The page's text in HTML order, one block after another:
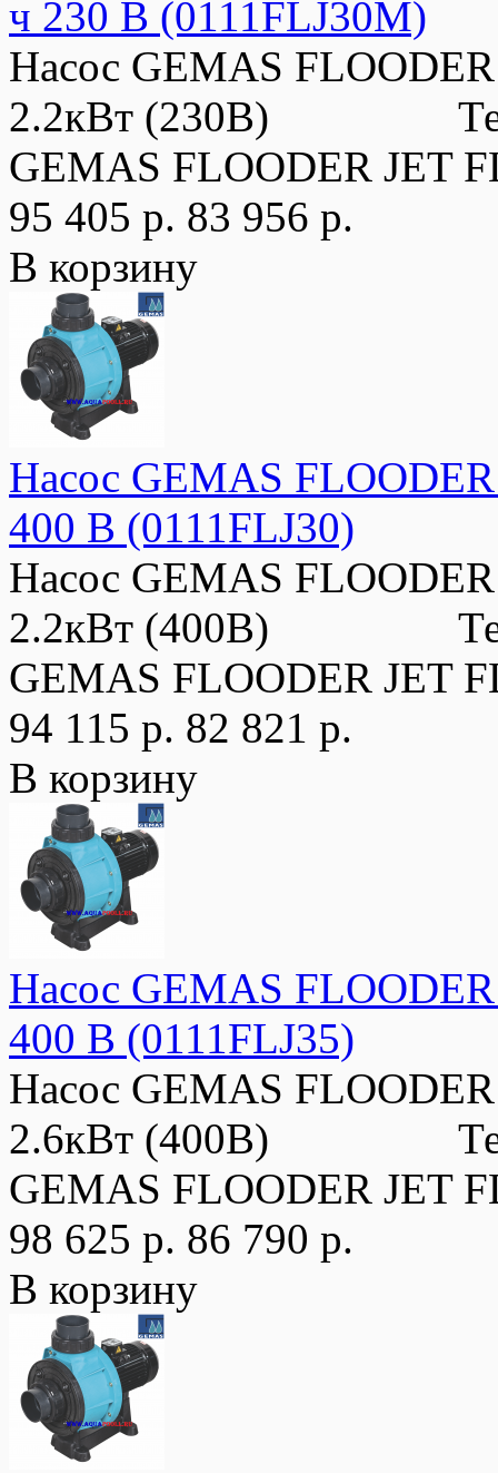
ч 230 В (0111FLJ30M)
Насос GEMAS
2.2кВт (230В)
GEMAS FLOODER JET
95 405 р. 83 956 р.
В корзину
Насос GEMAS
400 В (0111FLJ30)
Насос GEMAS
2.2кВт (400В)
GEMAS FLOODER JET
94 115 р. 82 821 р.
В корзину
Насос GEMAS
400 В (0111FLJ35)
Насос GEMAS
2.6кВт (400В)
GEMAS FLOODER JET
98 625 р. 86 790 р.
В корзину